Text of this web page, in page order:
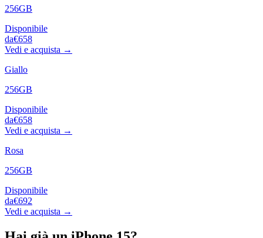
256GB
Disponibile
da€658
Vedi e acquista →
Giallo
256GB
Disponibile
da€658
Vedi e acquista →
Rosa
256GB
Disponibile
da€692
Vedi e acquista →